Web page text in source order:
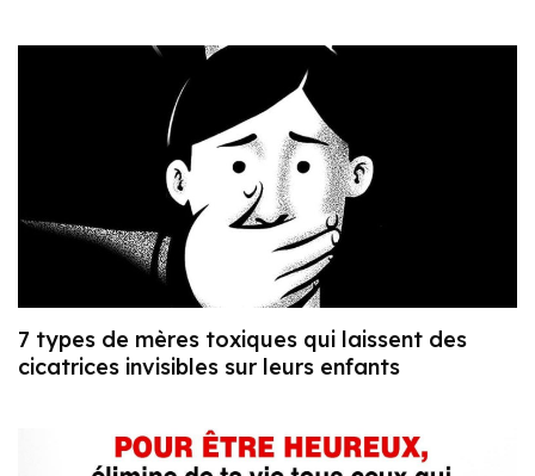
7 types de mères toxiques qui laissent des
cicatrices invisibles sur leurs enfants